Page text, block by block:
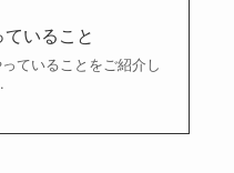
いること
ていることをご紹介し